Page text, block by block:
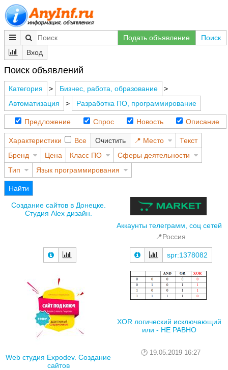
Подать объявление
Поиск
Вход
Поиск объявлений
Категория > Бизнес, работа, образование
>
Автоматизация
> Разработка ПО, программирование
Предложение Спрос Новость Описание
Характеристики Все Очистить Место
Текст
Бренд
Цена Класс ПО
Сферы деятельности
Тип
Язык программирования
Найти
Создание сайтов в Донецке.
Студия Alex дизайн.
Аккаунты телеграмм, соц сетей
📍Россия
spr:1378082
Web студия Expodev. Создание
сайтов
XOR логический исключающий
или - НЕ РАВНО
19.05.2019 16:27